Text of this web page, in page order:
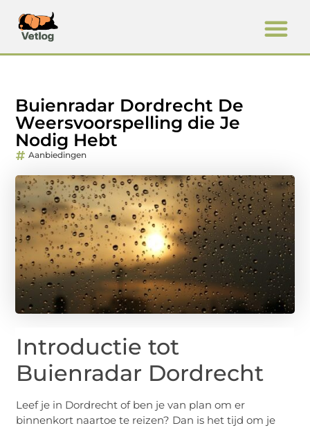
Buienradar Dordrecht De
Weersvoorspelling die Je
Nodig Hebt
Aanbiedingen
Introductie tot
Buienradar Dordrecht
Leef je in Dordrecht of ben je van plan om er
binnenkort naartoe te reizen? Dan is het tijd om je